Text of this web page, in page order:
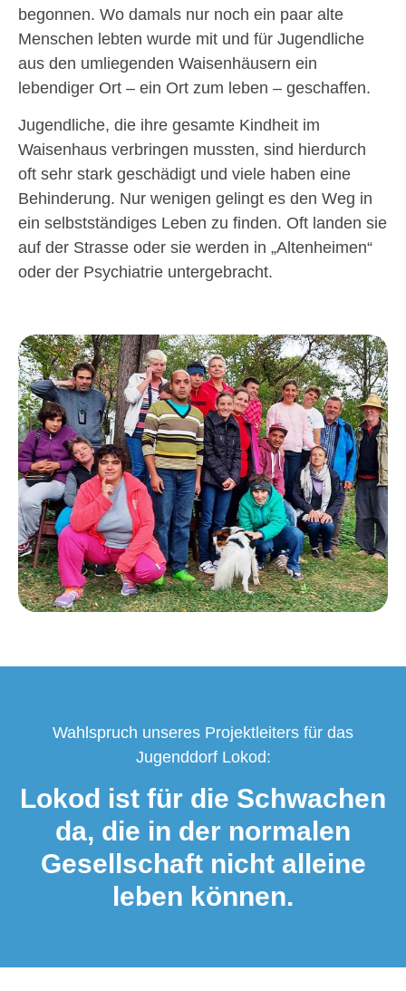
begonnen. Wo damals nur noch ein paar alte
Menschen lebten wurde mit und für Jugendliche
aus den umliegenden Waisenhäusern ein
lebendiger Ort – ein Ort zum leben – geschaffen.
Jugendliche, die ihre gesamte Kindheit im
Waisenhaus verbringen mussten, sind hierdurch
oft sehr stark geschädigt und viele haben eine
Behinderung. Nur wenigen gelingt es den Weg in
ein selbstständiges Leben zu finden. Oft landen sie
auf der Strasse oder sie werden in „Altenheimen“
oder der Psychiatrie untergebracht.
Wahlspruch unseres Projektleiters für das
Jugenddorf Lokod:
Lokod ist für die Schwachen
da, die in der normalen
Gesellschaft nicht alleine
leben können.